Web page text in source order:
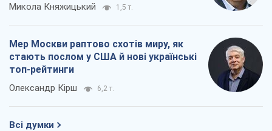
Микола Княжицький 1,5 т.
Мер Москви раптово схотів миру, як
стають послом у США й нові українські
топ-рейтинги
Олександр Кірш 6,2 т.
Всі думки